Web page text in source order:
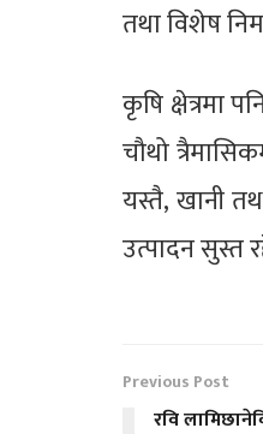
तथा विशेष
कृषि क्षेत्रमा
चौथो
यस्तै, खानी
उत्पादन सुस्त
Previous Post
रवि